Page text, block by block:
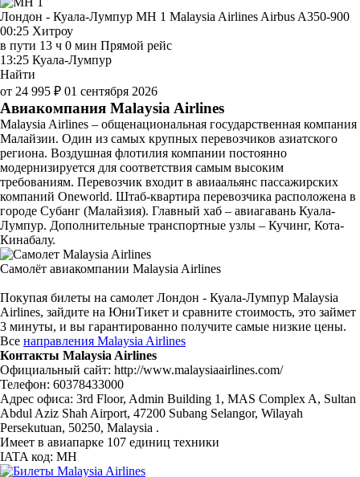
Лондон - Куала-Лумпур MH 1 Malaysia Airlines Airbus A350-900
00:25 Хитроу
в пути 13 ч 0 мин Прямой рейс
13:25 Куала-Лумпур
Найти
от 24 995 ₽ 01 сентября 2026
Авиакомпания Malaysia Airlines
Malaysia Airlines – общенациональная государственная компания
Малайзии. Один из самых крупных перевозчиков азиатского
региона. Воздушная флотилия компании постоянно
модернизируется для соответствия самым высоким
требованиям. Перевозчик входит в авиаальянс пассажирских
компаний Oneworld. Штаб-квартира перевозчика расположена в
городе Субанг (Малайзия). Главный хаб – авиагавань Куала-
Лумпур. Дополнительные транспортные узлы – Кучинг, Кота-
Кинабалу.
Самолёт авиакомпании Malaysia Airlines
Покупая билеты на самолет Лондон - Куала-Лумпур Malaysia
Airlines, зайдите на ЮниТикет и сравните стоимость, это займет
3 минуты, и вы гарантированно получите самые низкие цены.
Все направления Malaysia Airlines
Контакты Malaysia Airlines
Официальный сайт: http://www.malaysiaairlines.com/
Телефон: 60378433000
Адрес офиса: 3rd Floor, Admin Building 1, MAS Complex A, Sultan
Abdul Aziz Shah Airport, 47200 Subang Selangor, Wilayah
Persekutuan, 50250, Malaysia .
Имеет в авиапарке 107 единиц техники
IATA код: MH